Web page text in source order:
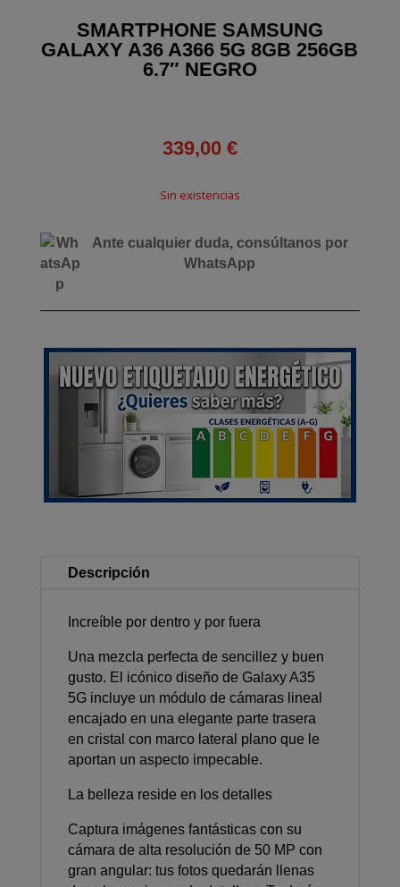
SMARTPHONE SAMSUNG
GALAXY A36 A366 5G 8GB 256GB
6.7″ NEGRO
339,00 €
Sin existencias
Ante cualquier duda, consúltanos por
WhatsApp
Descripción
Increíble por dentro y por fuera
Una mezcla perfecta de sencillez y buen
gusto. El icónico diseño de Galaxy A35
5G incluye un módulo de cámaras lineal
encajado en una elegante parte trasera
en cristal con marco lateral plano que le
aportan un aspecto impecable.
La belleza reside en los detalles
Captura imágenes fantásticas con su
cámara de alta resolución de 50 MP con
gran angular: tus fotos quedarán llenas